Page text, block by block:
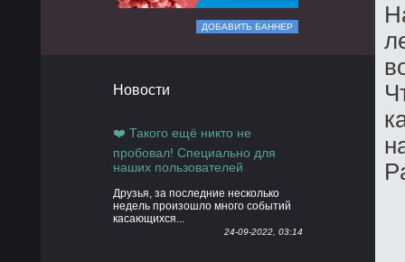
ДОБАВИТЬ БАННЕР
Новости
❤️ Такого ещё никто не
пробовал! Специально для
наших пользователей
Друзья, за последние несколько
недель произошло много событий
касающихся...
24-09-2022, 03:14